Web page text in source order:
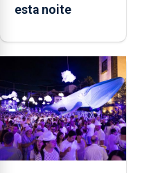
esta noite